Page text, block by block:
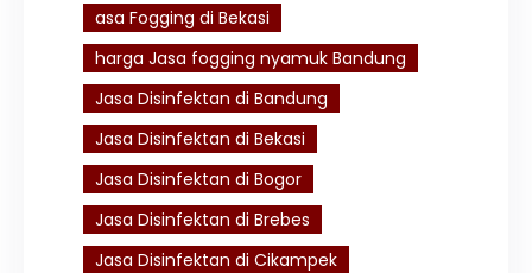
asa Fogging di Bekasi
harga Jasa fogging nyamuk Bandung
Jasa Disinfektan di Bandung
Jasa Disinfektan di Bekasi
Jasa Disinfektan di Bogor
Jasa Disinfektan di Brebes
Jasa Disinfektan di Cikampek